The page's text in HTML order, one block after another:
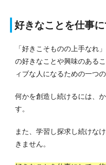
好きなことを仕事
「好きこそものの上手なれ
の好きなことや興味のある
ィブな人になるための一つの
何かを創造し続けるには、
す。
また、学習し探求し続けな
きません。